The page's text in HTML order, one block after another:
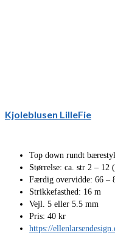
Kjoleblusen LilleFie
Top down rundt
Størrelse: ca. str 2 – 12
Færdig overvidde: 66 –
Strikkefasthed: 16 m
Vejl. 5 eller 5.5 mm
Pris: 40 kr
https://